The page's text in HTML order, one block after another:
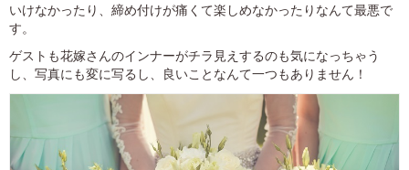
いけなかったり、締め付けが痛くて楽しめなかったりなんて最悪で
す。
ゲストも花嫁さんのインナーがチラ見えするのも気になっちゃう
し、写真にも変に写るし、良いことなんて一つもありません！